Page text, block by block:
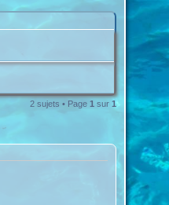
2 sujets • Page 1 sur 1